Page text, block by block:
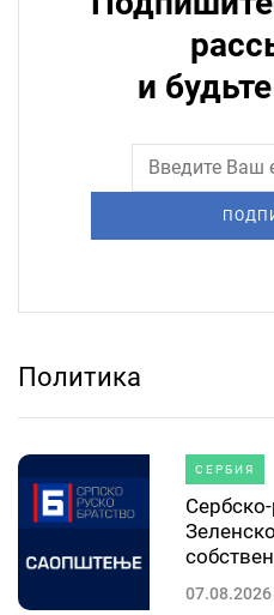
и
Политика
СЕРБИЯ
07.08.2026